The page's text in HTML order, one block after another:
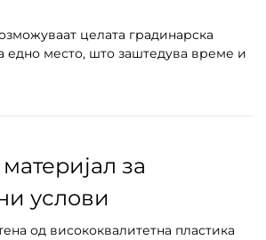
целата градинарска
едно место, што заштедува време и
за
услови
од висококвалитетна пластика